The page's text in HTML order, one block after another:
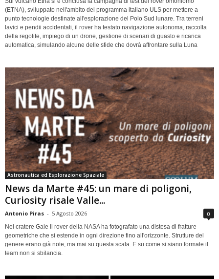
(ETNA), sviluppato nell'ambito del programma italiano ULS per mettere a
punto tecnologie destinate all'esplorazione del Polo Sud lunare. Tra terreni
lavici e pendii accidentati, il rover ha testato navigazione autonoma, raccolta
della regolite, impiego di un drone, gestione di scenari di guasto e ricarica
automatica, simulando alcune delle sfide che dovrà affrontare sulla Luna
Astronautica ed Esplorazione Spaziale
News da Marte #45: un mare di poligoni,
Curiosity risale Valle...
Antonio Piras - 5 Agosto 2026 0
Nel cratere Gale il rover della NASA ha fotografato una distesa di fratture
geometriche che si estende in ogni direzione fino all'orizzonte. Strutture del
genere erano già note, ma mai su questa scala. E su come si siano formate il
team non si sbilancia.